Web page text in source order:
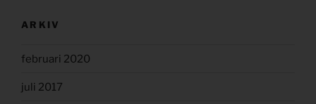
ARKIV
februari 2020
juli 2017